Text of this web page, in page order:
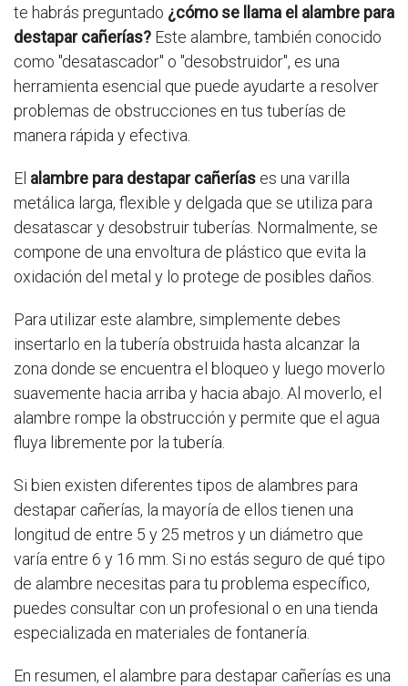
te habrás preguntado ¿cómo se llama el alambre para
destapar cañerías? Este alambre, también conocido
como "desatascador" o "desobstruidor", es una
herramienta esencial que puede ayudarte a resolver
problemas de obstrucciones en tus tuberías de
manera rápida y efectiva.
El alambre para destapar cañerías es una varilla
metálica larga, flexible y delgada que se utiliza para
desatascar y desobstruir tuberías. Normalmente, se
compone de una envoltura de plástico que evita la
oxidación del metal y lo protege de posibles daños.
Para utilizar este alambre, simplemente debes
insertarlo en la tubería obstruida hasta alcanzar la
zona donde se encuentra el bloqueo y luego moverlo
suavemente hacia arriba y hacia abajo. Al moverlo, el
alambre rompe la obstrucción y permite que el agua
fluya libremente por la tubería.
Si bien existen diferentes tipos de alambres para
destapar cañerías, la mayoría de ellos tienen una
longitud de entre 5 y 25 metros y un diámetro que
varía entre 6 y 16 mm. Si no estás seguro de qué tipo
de alambre necesitas para tu problema específico,
puedes consultar con un profesional o en una tienda
especializada en materiales de fontanería.
En resumen, el alambre para destapar cañerías es una